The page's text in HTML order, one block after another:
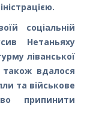
соціальній
Нетаньяху
ліванської
вдалося
та військове
припинити